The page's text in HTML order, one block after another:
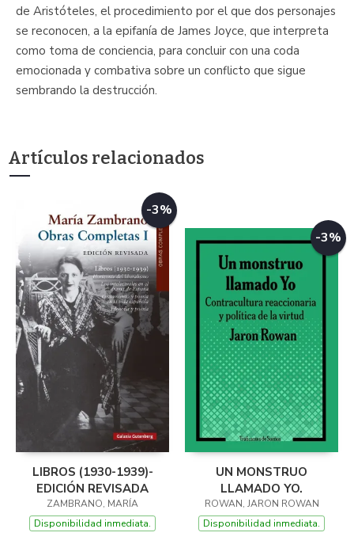
de Aristóteles, el procedimiento por el que dos personajes
se reconocen, a la epifanía de James Joyce, que interpreta
como toma de conciencia, para concluir con una coda
emocionada y combativa sobre un conflicto que sigue
sembrando la destrucción.
Artículos relacionados
-3%
LIBROS (1930-1939)-
EDICIÓN REVISADA
ZAMBRANO, MARÍA
Disponibilidad inmediata.
-3%
UN MONSTRUO
LLAMADO YO.
ROWAN, JARON ROWAN
Disponibilidad inmediata.